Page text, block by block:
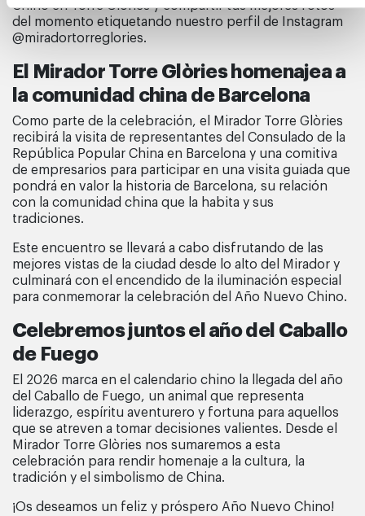
Chino en Torre Glòries y compartir tus mejores fotos
del momento etiquetando nuestro perfil de Instagram
@miradortorreglories.
El Mirador Torre Glòries homenajea a
la comunidad china de Barcelona
Como parte de la celebración, el Mirador Torre Glòries
recibirá la visita de representantes del Consulado de la
República Popular China en Barcelona y una comitiva
de empresarios para participar en una visita guiada que
pondrá en valor la historia de Barcelona, su relación
con la comunidad china que la habita y sus
tradiciones.
Este encuentro se llevará a cabo disfrutando de las
mejores vistas de la ciudad desde lo alto del Mirador y
culminará con el encendido de la iluminación especial
para conmemorar la celebración del Año Nuevo Chino.
Celebremos juntos el año del Caballo
de Fuego
El 2026 marca en el calendario chino la llegada del año
del Caballo de Fuego, un animal que representa
liderazgo, espíritu aventurero y fortuna para aquellos
que se atreven a tomar decisiones valientes. Desde el
Mirador Torre Glòries nos sumaremos a esta
celebración para rendir homenaje a la cultura, la
tradición y el simbolismo de China.
¡Os deseamos un feliz y próspero Año Nuevo Chino!